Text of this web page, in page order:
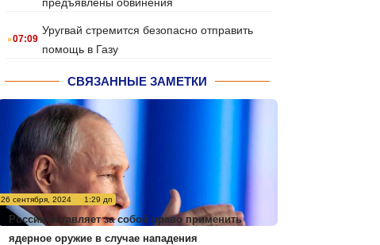
.07:09
Уругвай стремится безопасно отправить
помощь в Газу
СВЯЗАННЫЕ ЗАМЕТКИ
26 сентября, 2024 1:29 дп
Россия оставляет за собой право применить
ядерное оружие в случае нападения